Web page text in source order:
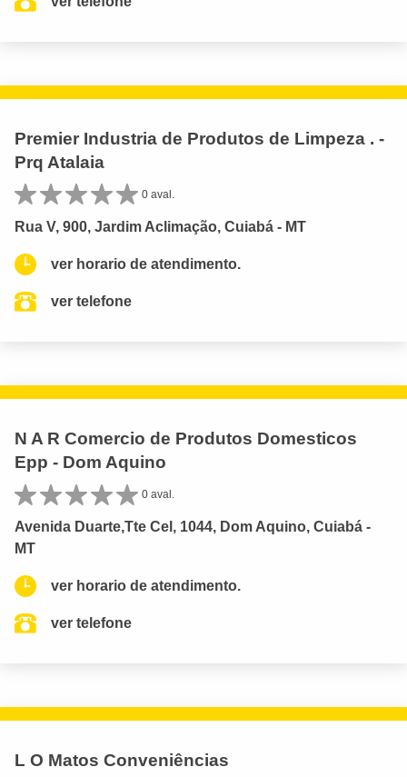
Premier Industria de Produtos de Limpeza . -
Prq Atalaia
0 aval.
Rua V, 900, Jardim Aclimação, Cuiabá - MT
ver horario de atendimento.
ver telefone
N A R Comercio de Produtos Domesticos
Epp - Dom Aquino
0 aval.
Avenida Duarte,Tte Cel, 1044, Dom Aquino, Cuiabá -
MT
ver horario de atendimento.
ver telefone
L O Matos Conveniências